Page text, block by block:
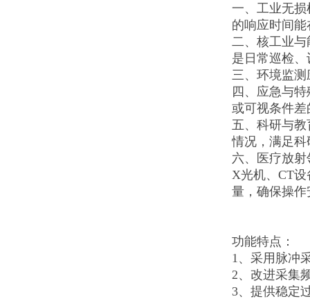
一、工业无
的响应时间
二、核工业
是日常巡检
三、环境监
四、应急与
或可视条件
五、科研与
情况，满足
六、医疗放
X光机、CT
量，确保操作
功能特点：
1、采用脉冲
2、改进采集
3、提供稳定